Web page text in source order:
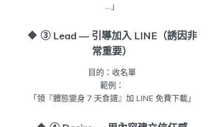
…」
🔶 ③ Lead — 引導加入 LINE（誘因非
常重要）
目的：收名單
範例：
「領『體態變身 7 天食譜』加 LINE 免費下載」